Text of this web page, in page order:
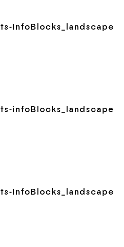
infoBlocks_landscape
infoBlocks_landscape
infoBlocks_landscape